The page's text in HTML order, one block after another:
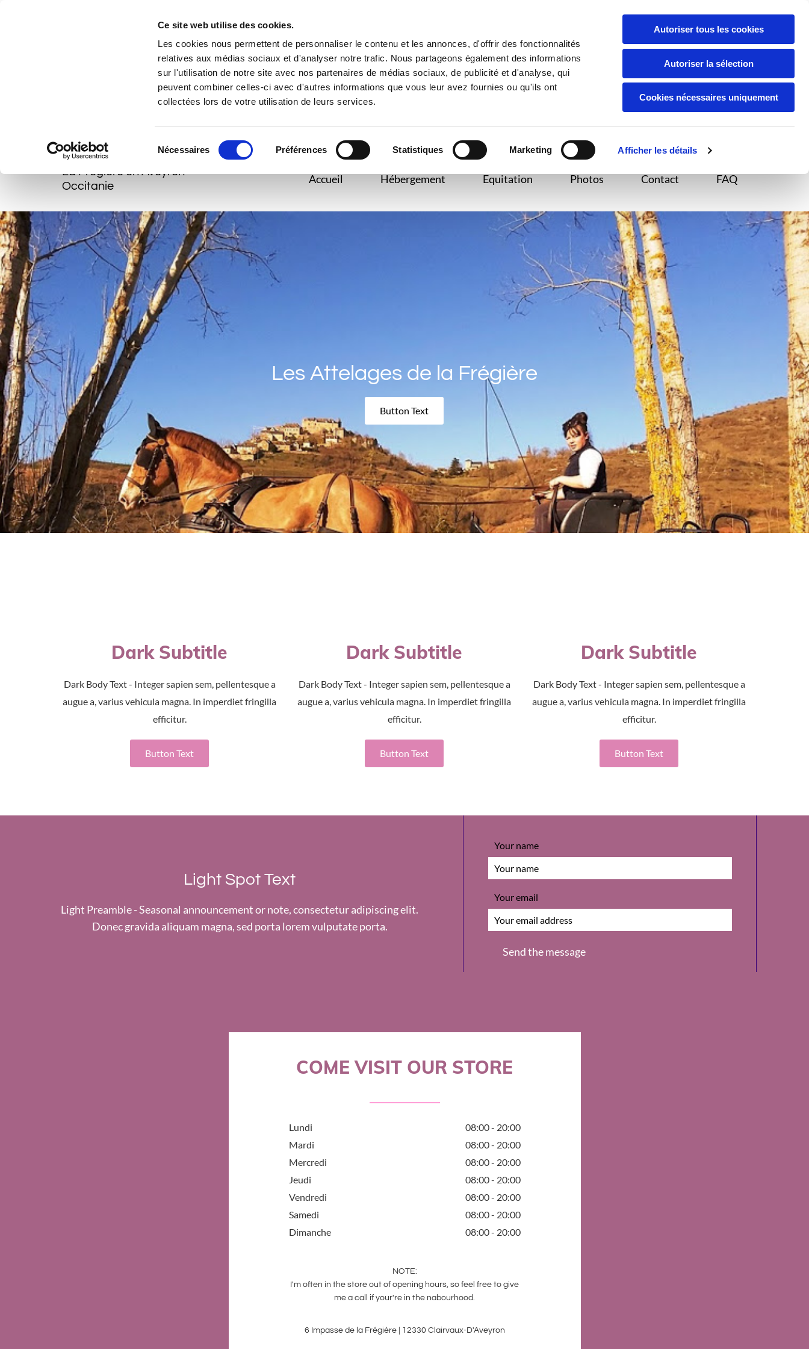
Ce site web utilise des cookies.
Les cookies nous permettent de personnaliser le contenu et les annonces, d'offrir des fonctionnalités
relatives aux médias sociaux et d'analyser notre trafic. Nous partageons également des informations
sur l'utilisation de notre site avec nos partenaires de médias sociaux, de publicité et d'analyse, qui
peuvent combiner celles-ci avec d'autres informations que vous leur avez fournies ou qu'ils ont
collectées lors de votre utilisation de leurs services.
du
Nécessaires Préférences Statistiques Marketing Afficher les détails
Autoriser tous les cookies
Autoriser la sélection
Cookies nécessaires uniquement
05 65 72 71 40
Réserver ma location
La Frégière en Aveyron
Occitanie
Accueil Hébergement Equitation Photos Contact FAQ
Les Attelages de la Frégière
Button Text
Dark Subtitle
Dark Body Text - Integer sapien sem, pellentesque a
augue a, varius vehicula magna. In imperdiet fringilla
efficitur.
Button Text
Dark Subtitle
Dark Body Text - Integer sapien sem, pellentesque a
augue a, varius vehicula magna. In imperdiet fringilla
efficitur.
Button Text
Dark Subtitle
Dark Body Text - Integer sapien sem, pellentesque a
augue a, varius vehicula magna. In imperdiet fringilla
efficitur.
Button Text
Light Spot Text
Light Preamble - Seasonal announcement or note, consectetur adipiscing elit.
Donec gravida aliquam magna, sed porta lorem vulputate porta.
Your name
Your email
COME VISIT OUR STORE
Lundi
08:00 - 20:00
Mardi
08:00 - 20:00
Mercredi
08:00 - 20:00
Jeudi
08:00 - 20:00
Vendredi
08:00 - 20:00
Samedi
08:00 - 20:00
Dimanche
08:00 - 20:00
NOTE:
I'm often in the store out of opening hours, so feel free to give
me a call if your're in the nabourhood.
6 Impasse de la Frégière | 12330 Clairvaux-D'Aveyron